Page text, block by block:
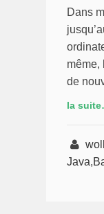
Dans
même,
de
la
Java,